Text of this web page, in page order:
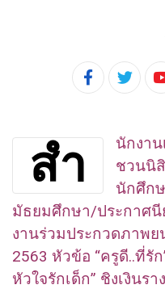
สำ
นักงา
ชวนนิ
นักศึก
มัธยมศึกษา/ประกาศ
งานร่วมประกวดภาพย
2563 หัวข้อ “ครูดี..ที่รั
หัวใจรักเด็ก” ชิงเงินร